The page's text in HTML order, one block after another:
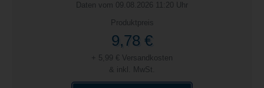
Daten vom 09.08.2026 11:20 Uhr
Produktpreis
9,78 €
+ 5,99 € Versandkosten
& inkl. MwSt.